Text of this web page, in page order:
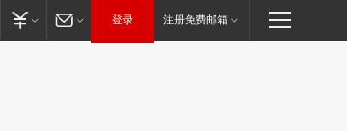
登录 注册免费邮箱